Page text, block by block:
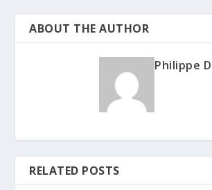
ABOUT THE AUTHOR
Philippe D
RELATED POSTS